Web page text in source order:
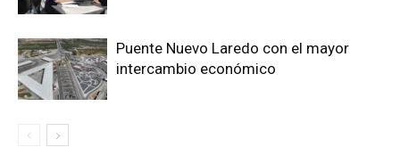
Puente Nuevo Laredo con el mayor
intercambio económico